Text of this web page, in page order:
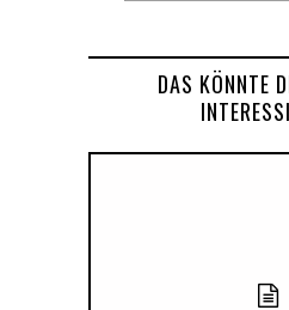
DAS KÖNNTE